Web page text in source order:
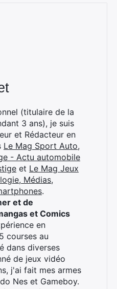
(titulaire de la
3 ans), je suis
et Rédacteur en
Le Mag Sport Auto,
- Actu automobile
et Le Mag Jeux
Médias,
.
et de
et Comics
en
courses au
dans diverses
de jeux vidéo
j'ai fait mes armes
Nes et Gameboy.